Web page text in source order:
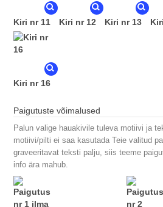
Kiri nr 11 Kiri nr 12 Kiri nr 13
Kiri nr 16
Paigutuste võimalused
Palun valige hauakivile tuleva motiivi ja
motiivi/pilti ei saa kasutada Teie valitud
graveeritavat teksti palju, siis teeme
info ära mahub.